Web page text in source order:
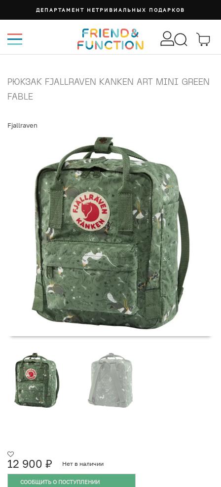
ДЕПАРТАМЕНТ НЕТРИВИАЛЬНЫХ ПОДАРКОВ
РЮКЗАК FJALLRAVEN KANKEN ART MINI GREEN
FABLE
Fjallraven
12 900 ₽ Нет в наличии
СООБЩИТЬ О ПОСТУПЛЕНИИ